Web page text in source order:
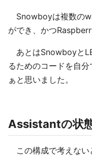
Snowboyは複数の
ができ、かつ
あとはSnowboyと
るためのコードを自
ぁと思いました。
Assistantの状
この構成で考えない